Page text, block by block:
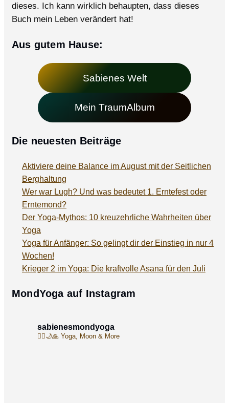
dieses. Ich kann wirklich behaupten, dass dieses
Buch mein Leben verändert hat!
Aus gutem Hause:
Sabienes Welt
Mein TraumAlbum
Die neuesten Beiträge
Aktiviere deine Balance im August mit der Seitlichen
Berghaltung
Wer war Lugh? Und was bedeutet 1. Erntefest oder
Erntemond?
Der Yoga-Mythos: 10 kreuzehrliche Wahrheiten über
Yoga
Yoga für Anfänger: So gelingt dir der Einstieg in nur 4
Wochen!
Krieger 2 im Yoga: Die kraftvolle Asana für den Juli
MondYoga auf Instagram
sabienesmondyoga
🧘‍♀️🌙🙏 Yoga, Moon & More